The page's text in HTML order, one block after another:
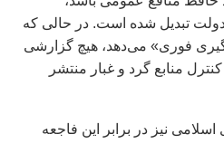
دولت تبدیل شده است. در حالی که
فوری» می‌دهد، هیچ گزارشی
منابع گرد و غبار منتشر
نیز در برابر این فاجعه